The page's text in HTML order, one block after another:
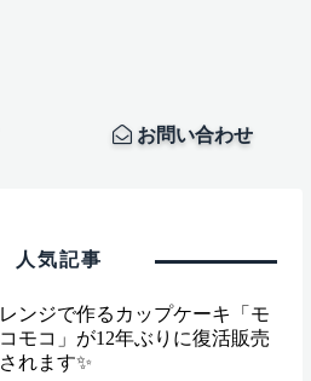
お問い合わせ
人気記事
レンジで作るカップケーキ「モ
コモコ」が12年ぶりに復活販売
されます✨